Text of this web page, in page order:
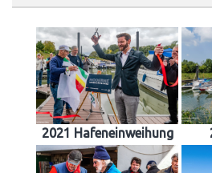
2021 Hafeneinweihung